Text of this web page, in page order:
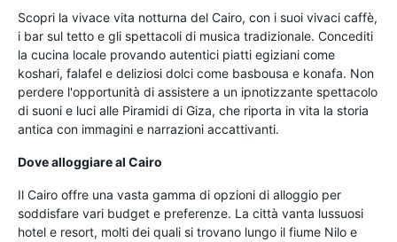
Scopri la vivace vita notturna del Cairo, con i suoi vivaci caffè,
i bar sul tetto e gli spettacoli di musica tradizionale. Concediti
la cucina locale provando autentici piatti egiziani come
koshari, falafel e deliziosi dolci come basbousa e konafa. Non
perdere l'opportunità di assistere a un ipnotizzante spettacolo
di suoni e luci alle Piramidi di Giza, che riporta in vita la storia
antica con immagini e narrazioni accattivanti.
Dove alloggiare al Cairo
Il Cairo offre una vasta gamma di opzioni di alloggio per
soddisfare vari budget e preferenze. La città vanta lussuosi
hotel e resort, molti dei quali si trovano lungo il fiume Nilo e